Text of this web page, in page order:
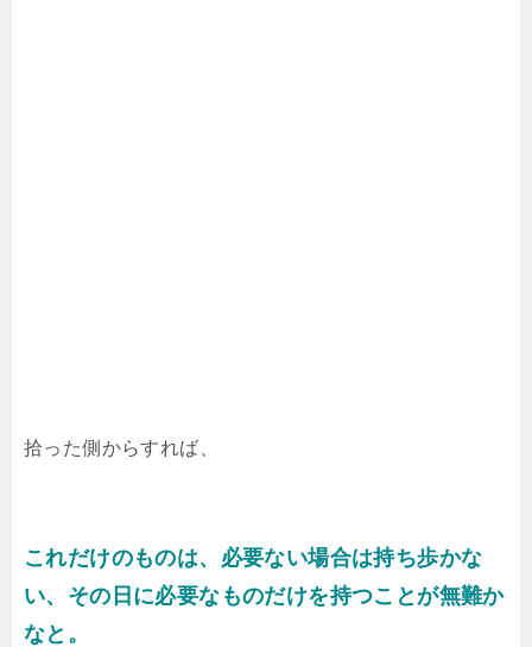
拾った側からすれば、
これだけのものは、必要ない場合は持ち歩かな
い、その日に必要なものだけを持つことが無難か
なと。